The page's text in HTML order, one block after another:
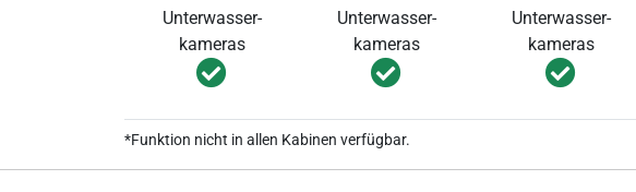
Unterwasser-
kameras
Unterwasser-
kameras
Unterwasser-
kameras
*Funktion nicht in allen Kabinen verfügbar.